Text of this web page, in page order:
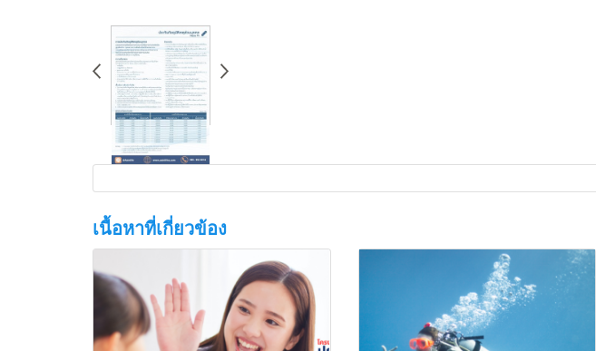
เนื้อหาที่เกี่ยวข้อง